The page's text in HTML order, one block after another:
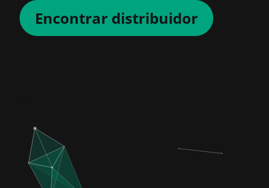
Encontrar distribuidor